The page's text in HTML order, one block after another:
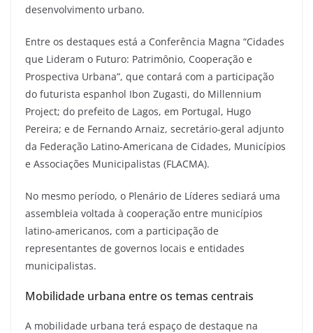
desenvolvimento urbano.
Entre os destaques está a Conferência Magna “Cidades
que Lideram o Futuro: Patrimônio, Cooperação e
Prospectiva Urbana”, que contará com a participação
do futurista espanhol Ibon Zugasti, do Millennium
Project; do prefeito de Lagos, em Portugal, Hugo
Pereira; e de Fernando Arnaiz, secretário-geral adjunto
da Federação Latino-Americana de Cidades, Municípios
e Associações Municipalistas (FLACMA).
No mesmo período, o Plenário de Líderes sediará uma
assembleia voltada à cooperação entre municípios
latino-americanos, com a participação de
representantes de governos locais e entidades
municipalistas.
Mobilidade urbana entre os temas centrais
A mobilidade urbana terá espaço de destaque na